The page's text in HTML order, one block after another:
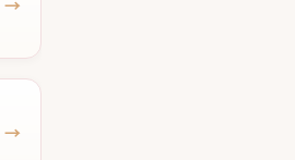
→
→